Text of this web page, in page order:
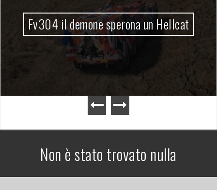
Fv304 il demone sperona un Hellcat
Non è stato trovato nulla